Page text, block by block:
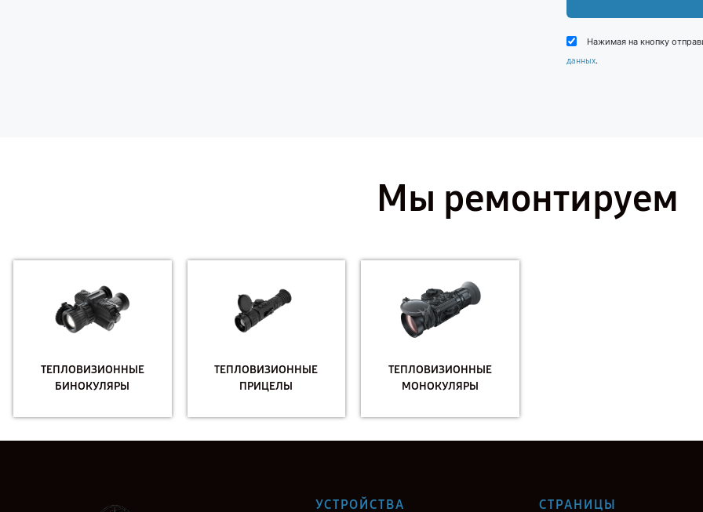
Нажимая на кнопку
данных.
Мы ремонтируем
ТЕПЛОВИЗИОННЫЕ
БИНОКУЛЯРЫ
ТЕПЛОВИЗИОННЫЕ
ПРИЦЕЛЫ
ТЕПЛОВИЗИОННЫЕ
МОНОКУЛЯРЫ
УСТРОЙСТВА СТРАНИЦЫ